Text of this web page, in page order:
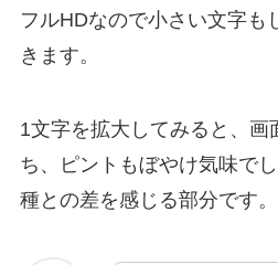
フルHDなので小さい文字も
きます。
1文字を拡大してみると、画
ち、ピントもぼやけ気味で
種との差を感じる部分です。